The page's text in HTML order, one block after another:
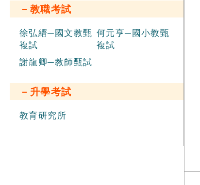
－教職考試
徐弘縉─國文教甄
複試
何元亨─國小教甄
複試
謝龍卿─教師甄試
－升學考試
教育研究所